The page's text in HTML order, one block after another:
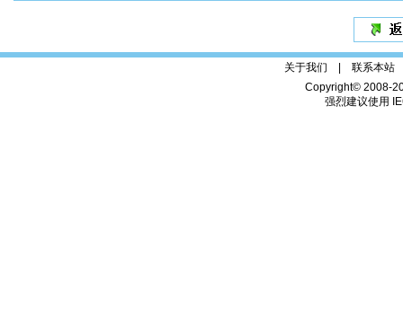
关于我们 | 联系本站
Copyright© 2008-
强烈建议使用